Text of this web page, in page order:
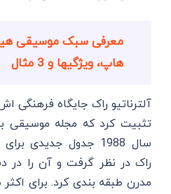
معرفی سبک موسیقی
هاپ، ویژگیها و 3 مثال
آلترناتیو راک جایگاه فرهنگی
تثبیت کرد که مجله موسیقی
سال 1988 جدول جدیدی
راک در نظر گرفت و آن را در
مدرن طبقه بندی کرد. برای اکثر